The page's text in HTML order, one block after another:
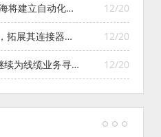
12/20
将建立自动化智
12/20
拓展其连接器系
12/20
为线缆业务寻找